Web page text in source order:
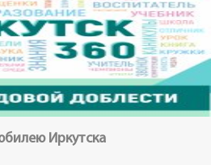
Иркутска